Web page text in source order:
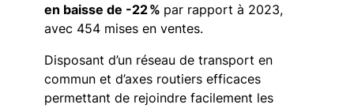
en baisse de -22 % par rapport à 2023,
avec 454 mises en ventes.
Disposant d’un réseau de transport en
commun et d’axes routiers efficaces
permettant de rejoindre facilement les